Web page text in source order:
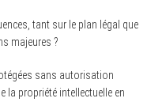
tant sur le plan légal que
majeures ?
sans autorisation
la propriété intellectuelle en